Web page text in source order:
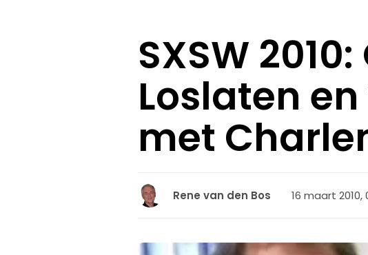
SXSW
Loslaten
met
Rene van den Bos 16 maart 2010,